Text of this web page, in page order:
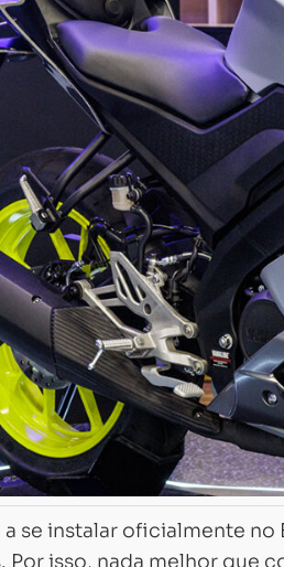
se instalar oficialmente no
Por isso, nada melhor que